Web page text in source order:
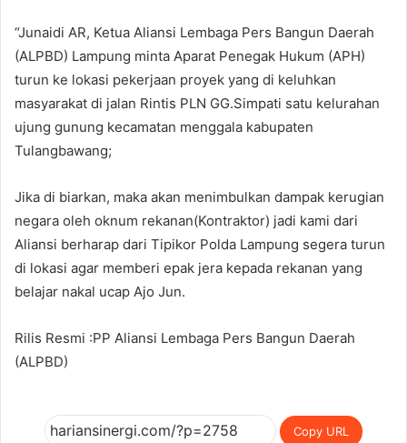
“Junaidi AR, Ketua Aliansi Lembaga Pers Bangun Daerah
(ALPBD) Lampung minta Aparat Penegak Hukum (APH)
turun ke lokasi pekerjaan proyek yang di keluhkan
masyarakat di jalan Rintis PLN GG.Simpati satu kelurahan
ujung gunung kecamatan menggala kabupaten
Tulangbawang;
Jika di biarkan, maka akan menimbulkan dampak kerugian
negara oleh oknum rekanan(Kontraktor) jadi kami dari
Aliansi berharap dari Tipikor Polda Lampung segera turun
di lokasi agar memberi epak jera kepada rekanan yang
belajar nakal ucap Ajo Jun.
Rilis Resmi :PP Aliansi Lembaga Pers Bangun Daerah
(ALPBD)
Copy URL